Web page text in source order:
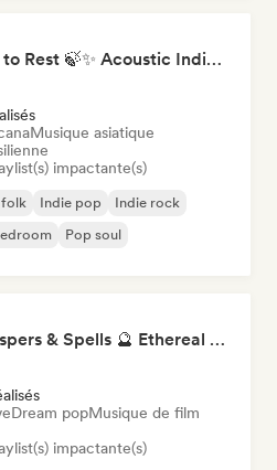
Calm Songs to Rest 🍃✨ Acoustic Indie Folk & Singer-Songwriter
Musique asiatique
impactante(s)
folk Indie pop
Indie rock
Pop soul
Witchy Whispers & Spells 🔮 Ethereal Art Pop & Dream Pop
Dream popMusique de film
impactante(s)